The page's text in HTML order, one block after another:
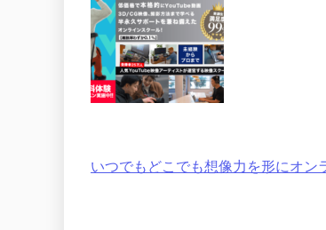
いつでもどこでも想像力を形にオン